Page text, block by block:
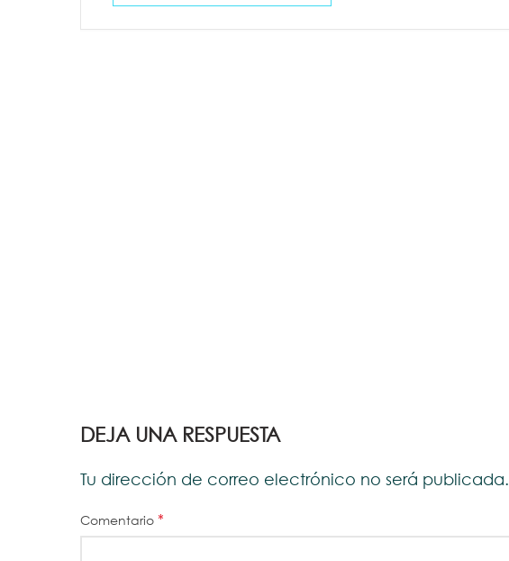
DEJA UNA RESPUESTA
Tu dirección de correo electrónico no será publicada.
Comentario *